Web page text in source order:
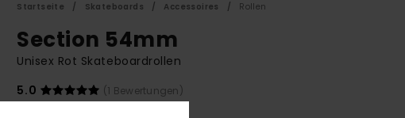
Startseite Skateboards Accessoires Rollen
Section 54mm
Unisex Rot Skateboardrollen
5.0
(1 Bewertungen)